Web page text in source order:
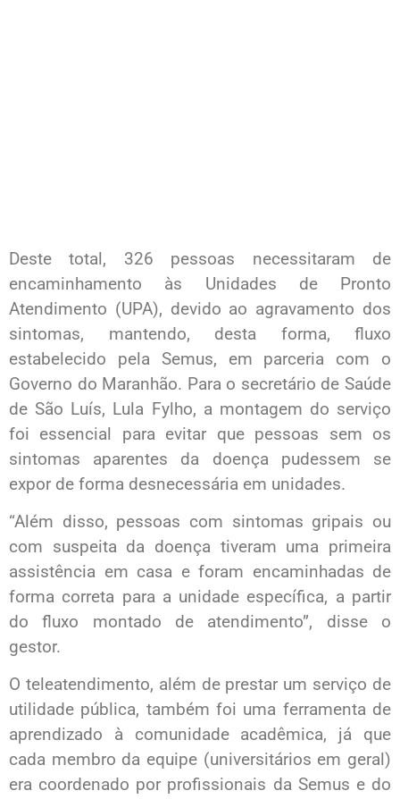
Deste total, 326 pessoas necessitaram de
encaminhamento às Unidades de Pronto
Atendimento (UPA), devido ao agravamento dos
sintomas, mantendo, desta forma, fluxo
estabelecido pela Semus, em parceria com o
Governo do Maranhão. Para o secretário de Saúde
de São Luís, Lula Fylho, a montagem do serviço
foi essencial para evitar que pessoas sem os
sintomas aparentes da doença pudessem se
expor de forma desnecessária em unidades.
“Além disso, pessoas com sintomas gripais ou
com suspeita da doença tiveram uma primeira
assistência em casa e foram encaminhadas de
forma correta para a unidade específica, a partir
do fluxo montado de atendimento”, disse o
gestor.
O teleatendimento, além de prestar um serviço de
utilidade pública, também foi uma ferramenta de
aprendizado à comunidade acadêmica, já que
cada membro da equipe (universitários em geral)
era coordenado por profissionais da Semus e do